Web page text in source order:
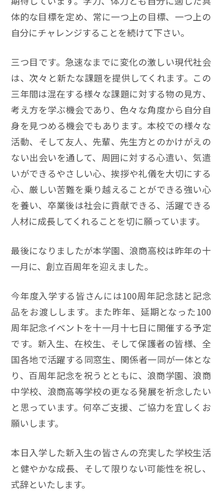
体的な目標を定め、常に一つ上の目標、一つ上の
自分にチャレンジすることを続けて下さい。
三つ目です。急速なまでに変化の激しい現代社会
は、次々と新たな課題を提供してくれます。この
三年間は混在する様々な課題に対する物の見方、
考え方を学ぶ機会であり、色々な角度から自分自
身を見つめる機会でもあります。本校での様々な
活動、そして友人、先輩、先生方とのかけがえの
ない出会いを通して、周囲に対する心遣い、気遣
いができるやさしい心、挨拶や礼儀を大切にする
心、厳しい苦難を乗り越えることができる強い心
を養い、卒業後は社会に貢献できる、活躍できる
人材に成長してくれることを切に願っています。
最後になりましたが本学園、浪商高校は昨年の十
一月に、創立百周年を迎えました。
今年度入学する皆さんには100周年記念誌と記念
品をお渡しします。また昨年、延期となった100
周年記念イベントを十一月十七日に開催する予定
です。新入生、在校生、そして保護者の皆様、全
国各地で活躍する同窓生、関係者一同が一体とな
り、百周年記念を祝うとともに、浪商学園、浪商
中学校、浪商高等学校の更なる発展を祈念したい
と思っています。何卒ご支援、ご協力を宜しくお
願いします。
本日入学した新入生の皆さんの充実した学校生活
と健やかな成長、そして限りない可能性を祝し、
式辞といたします。